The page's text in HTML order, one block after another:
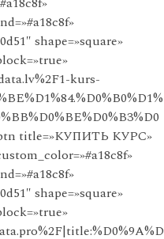
shape=»square»
kurs-
title=»КУПИТЬ КУРС»
shape=»square»